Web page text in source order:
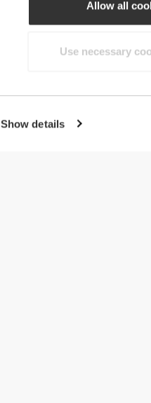
Show details
Allow all
Use necessary